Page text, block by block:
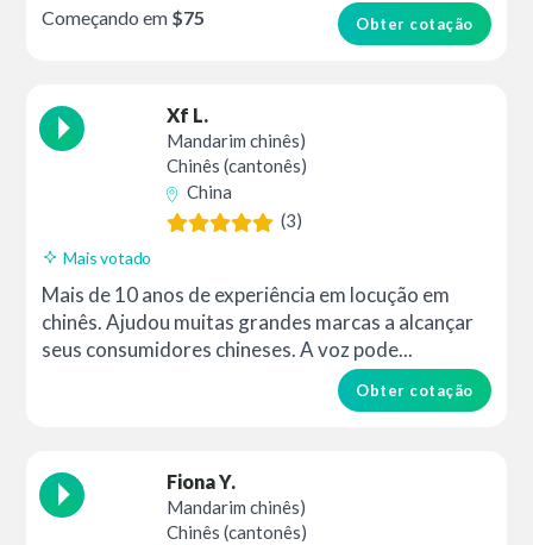
Obter cotação
Começando em $75
Xf L.
Mandarim chinês)
Chinês (cantonês)
China
(3)
Mais votado
Mais de 10 anos de experiência em locução em
chinês. Ajudou muitas grandes marcas a alcançar
seus consumidores chineses. A voz pode...
Obter cotação
Fiona Y.
Mandarim chinês)
Chinês (cantonês)